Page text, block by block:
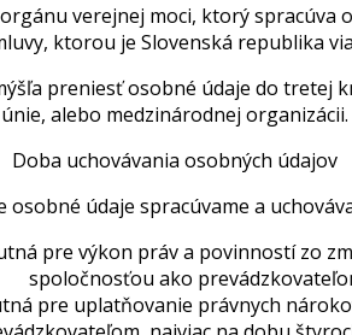
verejnej moci, ktorý spracúva
ktorou je Slovenská republika
preniesť osobné údaje do tretej
únie, alebo medzinárodnej organizácii.
Doba uchovávania osobných údajov
osobné údaje spracúvame a
pre výkon práv a povinností zo
spoločnosťou ako
pre uplatňovanie právnych